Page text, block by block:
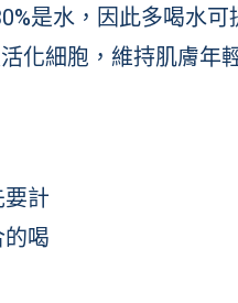
是水，因此多喝水可
化細胞，維持肌膚年
計
喝